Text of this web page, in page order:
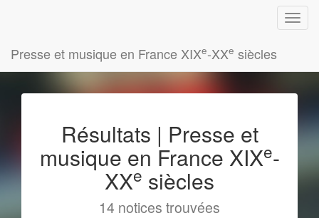
Presse et musique en France XIXe-XXe siècles
Résultats | Presse et
musique en France XIXe-
XXe siècles
14 notices trouvées